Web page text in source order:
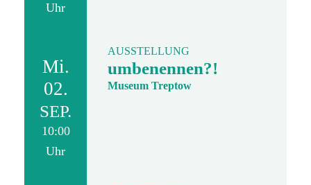
Uhr
Mi.
02.
SEP.
10:00
Uhr
AUSSTELLUNG
umbenennen?!
Museum Treptow